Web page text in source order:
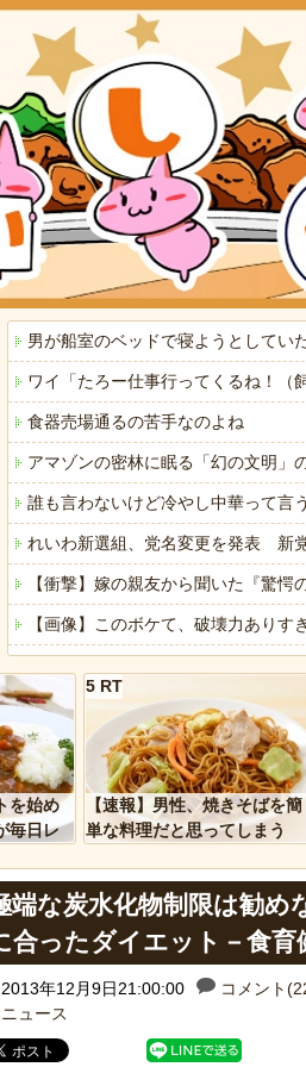
男が船室のベッドで寝ようとして
ワイ「たろー仕事行ってくるね！
食器売場通るの苦手なのよね
アマゾンの密林に眠る「幻の文明」
誰も言わないけど冷やし中華って言
れいわ新選組、党名変更を発表 新党
【衝撃】嫁の親友から聞いた『驚
【画像】このボケて、破壊力あり
ハムスターの日
「アメリカのヤンキーがアジア人に
「あなたはアメリカを愛しています
ヒーローのサバイバルアクション
【中国】パトカーの前で好演技
Powered by livedoor 相互RSS
を始め
毎日レ
5 RT
【速報】男性、焼きそばを簡
単な料理だと思ってしまう
端な炭水化物制限は勧め
合ったダイエット－食
2013年12月9日21:00:00
コメント
ニュース